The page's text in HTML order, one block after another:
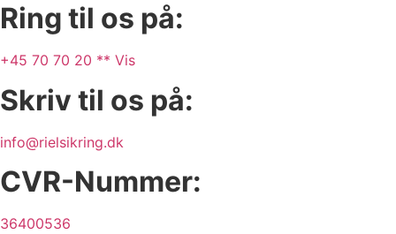
Ring til os på:
+45 70 70 20 ** Vis
Skriv til os på:
info@rielsikring.dk
CVR-Nummer:
36400536